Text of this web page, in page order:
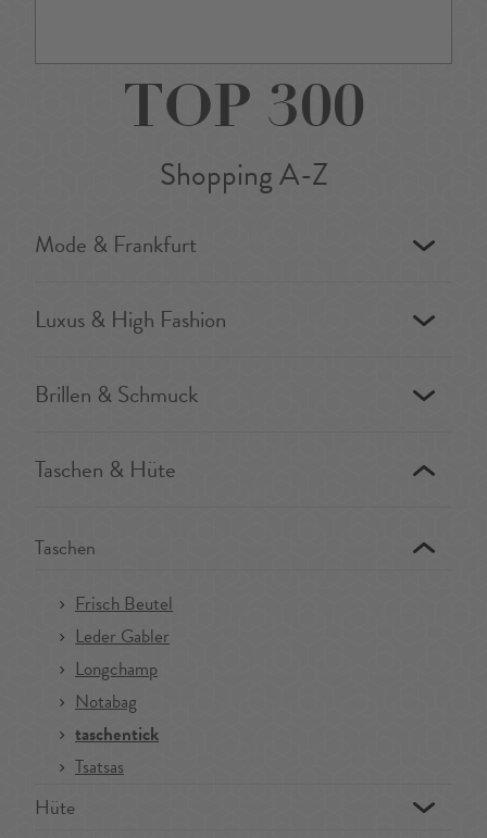
TOP 300
Shopping A-Z
Mode & Frankfurt
Luxus & High Fashion
Brillen & Schmuck
Taschen & Hüte
Taschen
Frisch Beutel
Leder Gabler
Longchamp
Notabag
taschentick
Tsatsas
Hüte